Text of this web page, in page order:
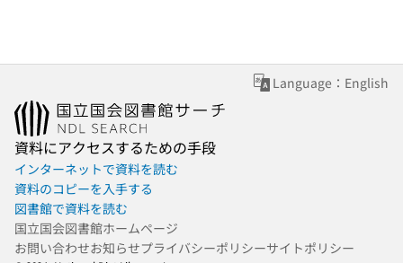
Language：English
資料にアクセスするための手段
インターネットで資料を読む
資料のコピーを入手する
図書館で資料を読む
国立国会図書館ホームページ
お問い合わせお知らせプライバシーポリシーサイトポリシー